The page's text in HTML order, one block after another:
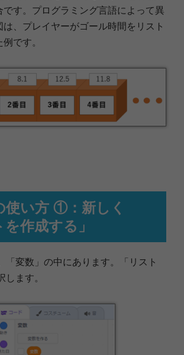
です。プログラミング言語によって異
、プレイヤーがゴール時間をリスト
です。
使い方 ①：新しく
を作成する」
「変数」の中にあります。「リスト
します。